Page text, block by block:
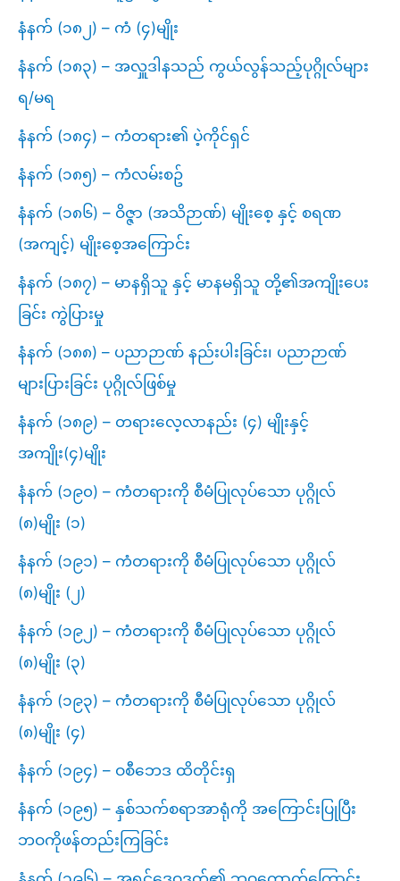
နံနက် (၁၈၂) – ကံ (၄)မျိုး
နံနက် (၁၈၃) – အလှူဒါနသည် ကွယ်လွန်သည့်ပုဂ္ဂိုလ်များ
ရ/မရ
နံနက် (၁၈၄) – ကံတရား၏ ပဲ့ကိုင်ရှင်
နံနက် (၁၈၅) – ကံလမ်းစဥ်
နံနက် (၁၈၆) – ဝိဇ္ဇာ (အသိဉာဏ်) မျိုးစေ့ နှင့် စရဏ
(အကျင့်) မျိုးစေ့အကြောင်း
နံနက် (၁၈၇) – မာနရှိသူ နှင့် မာနမရှိသူ တို့၏အကျိုးပေး
ခြင်း ကွဲပြားမှု
နံနက် (၁၈၈) – ပညာဉာဏ် နည်းပါးခြင်း၊ ပညာဉာဏ်
များပြားခြင်း ပုဂ္ဂိုလ်ဖြစ်မှု
နံနက် (၁၈၉) – တရားလေ့လာနည်း (၄) မျိုးနှင့်
အကျိုး(၄)မျိုး
နံနက် (၁၉၀) – ကံတရားကို စီမံပြုလုပ်သော ပုဂ္ဂိုလ်
(၈)မျိုး (၁)
နံနက် (၁၉၁) – ကံတရားကို စီမံပြုလုပ်သော ပုဂ္ဂိုလ်
(၈)မျိုး (၂)
နံနက် (၁၉၂) – ကံတရားကို စီမံပြုလုပ်သော ပုဂ္ဂိုလ်
(၈)မျိုး (၃)
နံနက် (၁၉၃) – ကံတရားကို စီမံပြုလုပ်သော ပုဂ္ဂိုလ်
(၈)မျိုး (၄)
နံနက် (၁၉၄) – ဝစီဘေဒ ထိတိုင်းရှ
နံနက် (၁၉၅) – နှစ်သက်စရာအာရုံကို အကြောင်းပြုပြီး
ဘဝကိုဖန်တည်းကြခြင်း